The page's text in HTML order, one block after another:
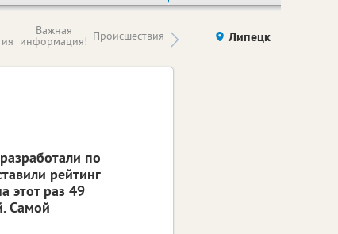
Важная
информация! Происшествия Здоровье компаний (на
правах
Липецк
по
рейтинг
этот раз 49
Самой